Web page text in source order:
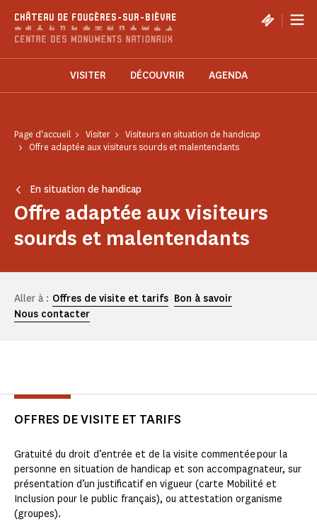
CHÂTEAU DE FOUGÈRES-SUR-BIÈVRE |
VISITER DÉCOUVRIR AGENDA
Page d'accueil Visiter
Visiteurs en situation de handicap
Offre adaptée aux visiteurs sourds et malentendants
En situation de handicap
Offre adaptée aux visiteurs
sourds et malentendants
Aller à : Offres de visite et tarifs Bon à savoir
Nous contacter
OFFRES DE VISITE ET TARIFS
Gratuité du droit d’entrée et de la visite commentée pour la
personne en situation de handicap et son accompagnateur, sur
présentation d’un justificatif en vigueur (carte Mobilité et
Inclusion pour le public français), ou attestation organisme
(groupes).